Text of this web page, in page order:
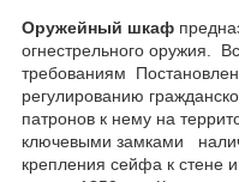
Оружейный шкаф
огнестрельного оружия.
требованиям
регулированию
патронов к нему на
ключевыми замками
крепления сейфа к стене